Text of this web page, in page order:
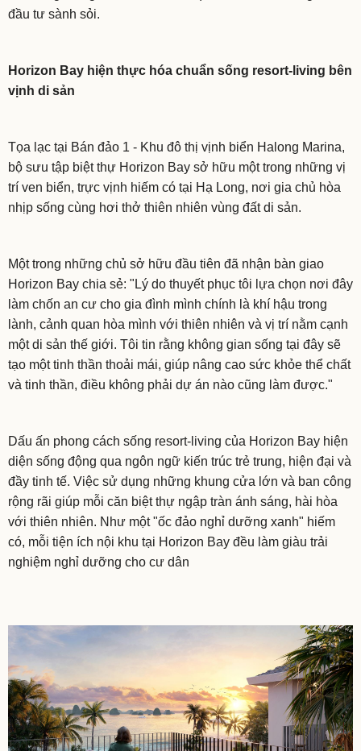
đầu tư sành sỏi.
Horizon Bay hiện thực hóa chuẩn sống resort-living bên
vịnh di sản
Tọa lạc tại Bán đảo 1 - Khu đô thị vịnh biển Halong Marina,
bộ sưu tập biệt thự Horizon Bay sở hữu một trong những vị
trí ven biển, trực vịnh hiếm có tại Hạ Long, nơi gia chủ hòa
nhịp sống cùng hơi thở thiên nhiên vùng đất di sản.
Một trong những chủ sở hữu đầu tiên đã nhận bàn giao
Horizon Bay chia sẻ: "Lý do thuyết phục tôi lựa chọn nơi đây
làm chốn an cư cho gia đình mình chính là khí hậu trong
lành, cảnh quan hòa mình với thiên nhiên và vị trí nằm cạnh
một di sản thế giới. Tôi tin rằng không gian sống tại đây sẽ
tạo một tinh thần thoải mái, giúp nâng cao sức khỏe thể chất
và tinh thần, điều không phải dự án nào cũng làm được."
Dấu ấn phong cách sống resort-living của Horizon Bay hiện
diện sống động qua ngôn ngữ kiến trúc trẻ trung, hiện đại và
đầy tinh tế. Việc sử dụng những khung cửa lớn và ban công
rộng rãi giúp mỗi căn biệt thự ngập tràn ánh sáng, hài hòa
với thiên nhiên. Như một "ốc đảo nghỉ dưỡng xanh" hiếm
có, mỗi tiện ích nội khu tại Horizon Bay đều làm giàu trải
nghiệm nghỉ dưỡng cho cư dân